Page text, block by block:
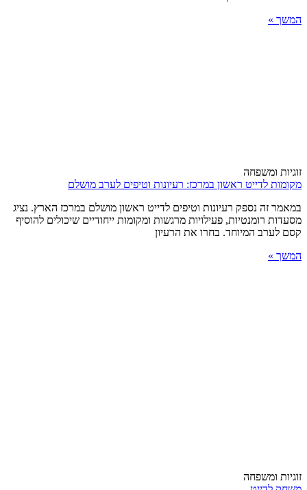
המשך »
זוגיות ומשפחה
מקומות לדייט ראשון במרכז: רעיונות וטיפים לערב מושלם
במאמר זה נספק רעיונות וטיפים לדייט ראשון מושלם במרכז הארץ. נציג
מסעדות רומנטיות, פעילויות מרגשות ומקומות ייחודיים שיכולים להוסיף
קסם לערב המיוחד. בחרו את הרעיון
המשך »
זוגיות ומשפחה